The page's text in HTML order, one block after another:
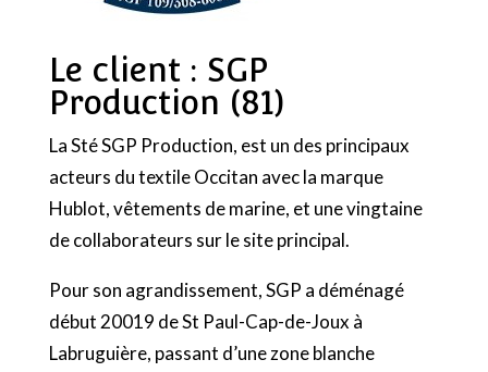
Le client : SGP
Production (81)
La Sté SGP Production, est un des principaux
acteurs du textile Occitan avec la marque
Hublot, vêtements de marine, et une vingtaine
de collaborateurs sur le site principal.
Pour son agrandissement, SGP a déménagé
début 20019 de St Paul-Cap-de-Joux à
Labruguière, passant d’une zone blanche